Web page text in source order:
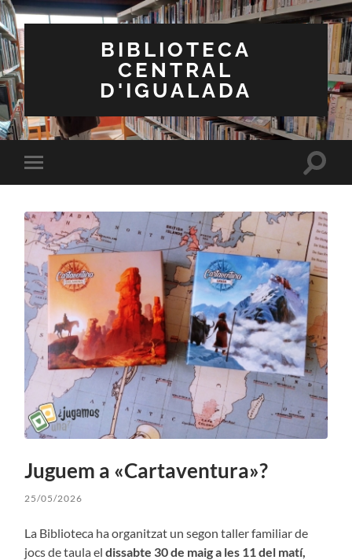
BIBLIOTECA
CENTRAL
D'IGUALADA
Toggle
mobile
Toggle
Juguem a «Cartaventura»?
25/05/2026
La Biblioteca ha organitzat un segon taller familiar de
jocs de taula eldissabte 30 de maig a les 11 del matí,